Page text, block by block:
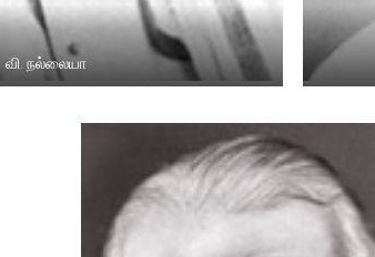
வி. நல்லையா